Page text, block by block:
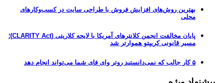
بهترین روش‌های افزایش فروش با طراحی سایت در کسب‌وکارهای
محلی
پایان مخالفت انجمن کلانترهای آمریکا با لایحه کلاریتی (CLARITY Act)؛
مسیر قانونی کریپتو هموارتر شد
۵ کار جالب که نمی‌دانستید روتر وای فای شما می‌تواند انجام دهد